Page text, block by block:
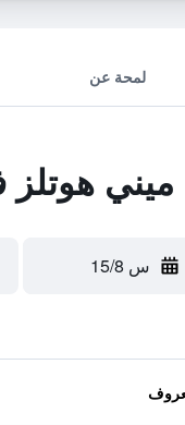
لمحة عن
هوتلز
س 15/8